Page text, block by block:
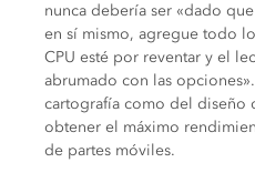
nunca debería ser «dado
en sí mismo, agregue todo
CPU esté por reventar y el
abrumado con las
cartografía como del diseño
obtener el máximo
de partes móviles.